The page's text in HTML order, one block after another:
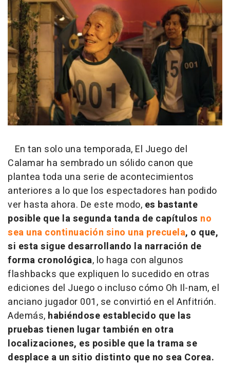
En tan solo una temporada, El Juego del
Calamar ha sembrado un sólido canon que
plantea toda una serie de acontecimientos
anteriores a lo que los espectadores han podido
ver hasta ahora. De este modo, es bastante
posible que la segunda tanda de capítulos no
sea una continuación sino una precuela, o que,
si esta sigue desarrollando la narración de
forma cronológica, lo haga con algunos
flashbacks que expliquen lo sucedido en otras
ediciones del Juego o incluso cómo Oh Il-nam, el
anciano jugador 001, se convirtió en el Anfitrión.
Además, habiéndose establecido que las
pruebas tienen lugar también en otra
localizaciones, es posible que la trama se
desplace a un sitio distinto que no sea Corea.